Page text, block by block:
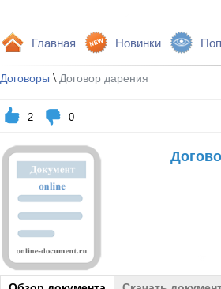
Главная Новинки
Договоры \ Договор дарения
2 0